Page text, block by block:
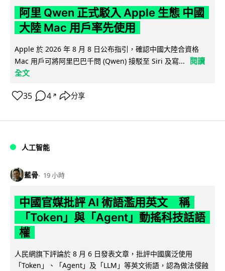
阿里 Qwen 正式駁入 Apple 生態 中國
大陸 Mac 用戶率先使用
Apple 於 2026 年 8 月 8 日公布指引，確認中國大陸合資格
Mac 用戶可將阿里巴巴千問 (Qwen) 接駁至 Siri 及寫...
閱讀
全文
35 4 ↗ 分享
人工智能
藍骨 19 小時
中國官媒批評 AI 術語濫用英文 稱
「Token」與「Agent」動搖科技話語
權
人民網旗下評論於 8 月 6 日發表文章，批評中國廣泛使用
「Token」、「Agent」及「LLM」等英文術語，認為做法侵蝕